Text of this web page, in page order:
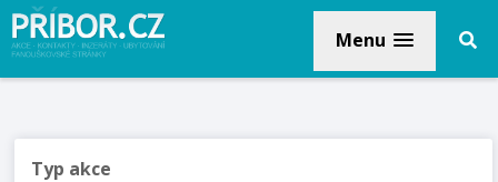
Menu
Typ akce